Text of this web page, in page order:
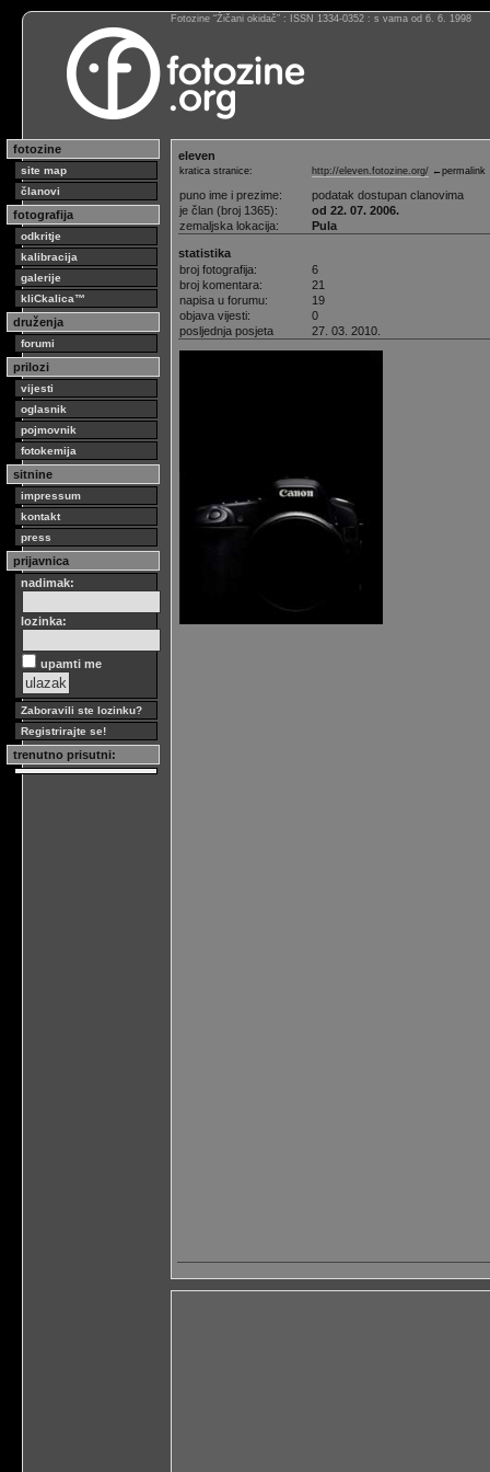
Fotozine “Žičani okidač” : ISSN 1334-0352 : s vama od 6. 6. 1998
fotozine
site map
članovi
fotografija
odkritje
kalibracija
galerije
kliCkalica™
druženja
forumi
prilozi
vijesti
oglasnik
pojmovnik
fotokemija
sitnine
impressum
kontakt
press
prijavnica
nadimak:
lozinka:
upamti me
Zaboravili ste lozinku?
Registrirajte se!
trenutno prisutni:
eleven
kratica stranice: http://eleven.fotozine.org/ ←permalink
puno ime i prezime:
podatak dostupan clanovima
je član (broj 1365):
od 22. 07. 2006.
zemaljska lokacija:
Pula
statistika
broj fotografija:
6
broj komentara:
21
napisa u forumu:
19
objava vijesti:
0
posljednja posjeta
27. 03. 2010.